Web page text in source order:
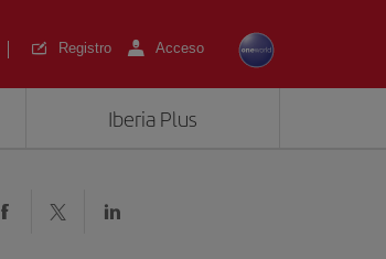
Registro Acceso
Iberia Plus